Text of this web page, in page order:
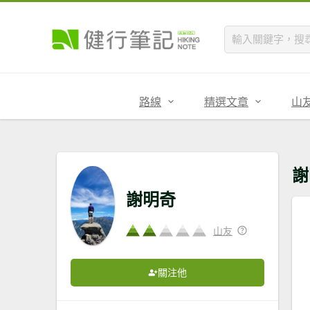
路線 精選文章 山
謝明奇
山友
關注他